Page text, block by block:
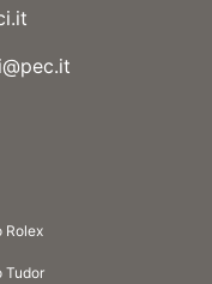
Rolex
Tudor